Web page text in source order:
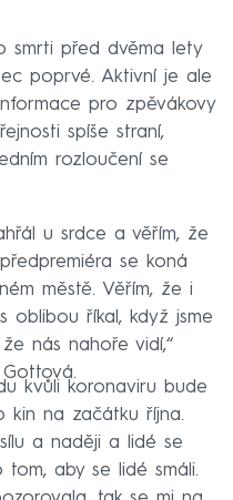
smrti před dvěma lety
poprvé. Aktivní je ale
pro zpěvákovy
spíše straní,
rozloučení se
u srdce a věřím, že
se koná
městě. Věřím, že i
oblibou říkal, když jsme
že nás nahoře vidí,“
kvůli koronaviru bude
kin na začátku října.
a naději a lidé se
aby se lidé smáli.